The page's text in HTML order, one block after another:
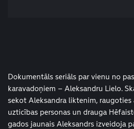
Dokumentāls seriāls par vienu no
karavadoņiem – Aleksandru Lielo.
sekot Aleksandra liktenim, raugoties
uzticības personas un drauga
gados jaunais Aleksandrs izveidoja